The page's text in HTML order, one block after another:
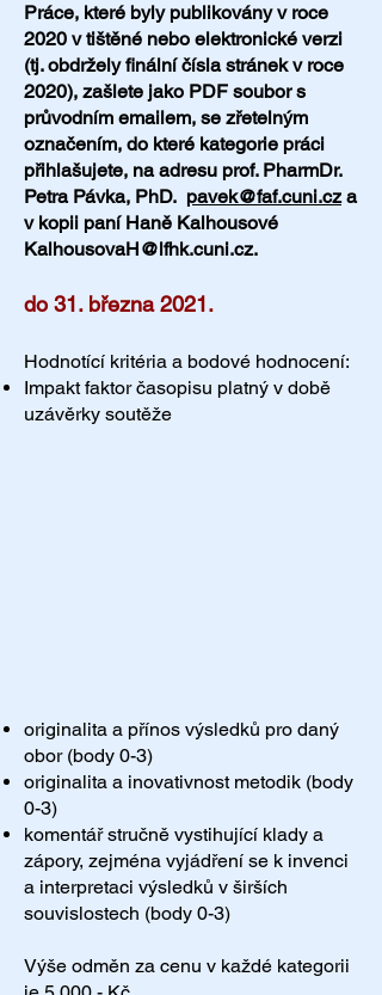
Práce, které byly publikovány v roce
2020 v tištěné nebo elektronické verzi
(tj. obdržely finální čísla stránek v roce
2020), zašlete jako PDF soubor s
průvodním emailem, se zřetelným
označením, do které kategorie práci
přihlašujete, na adresu prof. PharmDr.
Petra Pávka, PhD. pavek@faf.cuni.cza
v kopii paní Haně Kalhousové
KalhousovaH@lfhk.cuni.cz.
do 31. března 2021.
Hodnotící kritéria a bodové hodnocení:
Impakt faktor časopisu platný v době
uzávěrky soutěže
originalita a přínos výsledků pro daný
obor (body 0-3)
originalita a inovativnost metodik (body
0-3)
komentář stručně vystihující klady a
zápory, zejména vyjádření se k invenci
a interpretaci výsledků v širších
souvislostech (body 0-3)
Výše odměn za cenu v každé kategorii